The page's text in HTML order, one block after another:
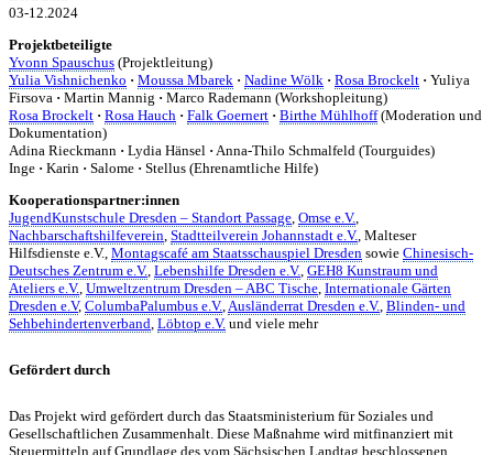
03-12.2024
Projektbeteiligte
Yvonn Spauschus (Projektleitung)
Yulia Vishnichenko · Moussa Mbarek · Nadine Wölk · Rosa Brockelt · Yuliya
Firsova · Martin Mannig · Marco Rademann (Workshopleitung)
Rosa Brockelt · Rosa Hauch · Falk Goernert · Birthe Mühlhoff(Moderation und
Dokumentation)
Adina Rieckmann · Lydia Hänsel · Anna-Thilo Schmalfeld (Tourguides)
Inge · Karin · Salome · Stellus (Ehrenamtliche Hilfe)
Kooperationspartner:innen
JugendKunstschule Dresden – Standort Passage Omse e.V.
Nachbarschaftshilfeverein Stadtteilverein Johannstadt e.V. , Malteser
Hilfsdienste e.V., Montagscafé am Staatsschauspiel Dresden sowie Chinesisch-
Deutsches Zentrum e.V. Lebenshilfe Dresden e.V. GEH8 Kunstraum und
Ateliers e.V. Umweltzentrum Dresden – ABC Tische Internationale Gärten
Dresden e.V, ColumbaPalumbus e.V. Ausländerrat Dresden e.V. Blinden- und
Sehbehindertenverband Löbtop e.V. und viele mehr
Gefördert durch
Das Projekt wird gefördert durch das Staatsministerium für Soziales und
Gesellschaftlichen Zusammenhalt. Diese Maßnahme wird mitfinanziert mit
Steuermitteln auf Grundlage des vom Sächsischen Landtag beschlossenen